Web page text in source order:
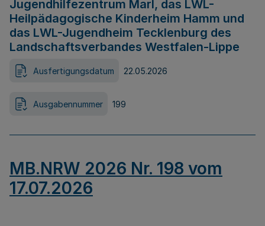
Jugendhilfezentrum Marl, das LWL-
Heilpädagogische Kinderheim Hamm und
das LWL-Jugendheim Tecklenburg des
Landschaftsverbandes Westfalen-Lippe
Ausfertigungsdatum 22.05.2026
Ausgabennummer 199
MB.NRW 2026 Nr. 198 vom
17.07.2026